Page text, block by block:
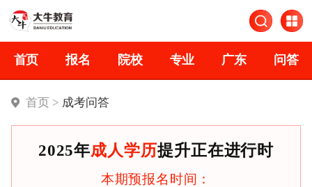
首页 报名 院校 专业 广东 问答
首页 > 成考问答
2025年成人学历提升正在进行时
本期预报名时间：